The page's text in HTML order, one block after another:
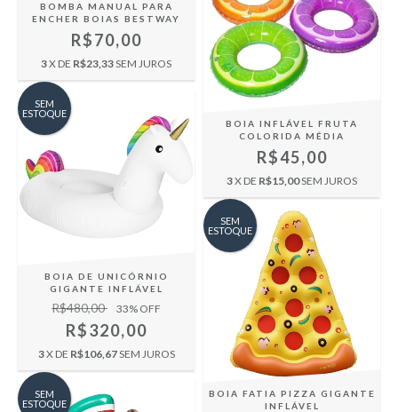
BOMBA MANUAL PARA
ENCHER BOIAS BESTWAY
R$70,00
3X DE R$23,33SEM JUROS
BOIA INFLÁVEL FRUTA
COLORIDA MÉDIA
R$45,00
3X DE R$15,00SEM JUROS
SEM
ESTOQUE
BOIA DE UNICÓRNIO
GIGANTE INFLÁVEL
R$480,00 33% OFF
R$320,00
3X DE R$106,67SEM JUROS
SEM
ESTOQUE
BOIA FATIA PIZZA GIGANTE
INFLÁVEL
SEM
ESTOQUE